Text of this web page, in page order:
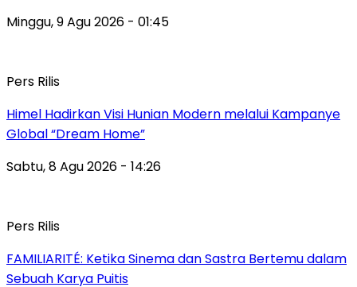
Minggu, 9 Agu 2026 - 01:45
Pers Rilis
Himel Hadirkan Visi Hunian Modern melalui Kampanye
Global “Dream Home”
Sabtu, 8 Agu 2026 - 14:26
Pers Rilis
FAMILIARITÉ: Ketika Sinema dan Sastra Bertemu dalam
Sebuah Karya Puitis